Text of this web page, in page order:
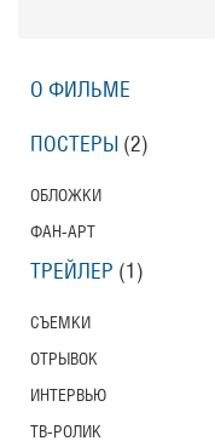
О ФИЛЬМЕ
ПОСТЕРЫ (2)
ОБЛОЖКИ
ФАН-АРТ
ТРЕЙЛЕР (1)
СЪЕМКИ
ОТРЫВОК
ИНТЕРВЬЮ
ТВ-РОЛИК